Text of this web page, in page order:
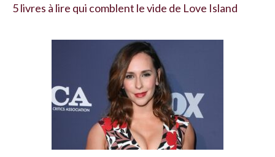
5 livres à lire qui comblent le vide de Love Island